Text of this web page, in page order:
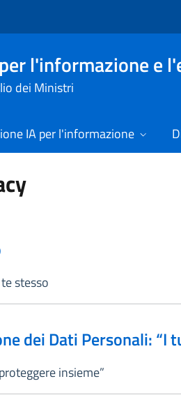
l'informazione e
dei Ministri
IA per l'informazione
stesso
dei Dati Personali: “I
insieme”